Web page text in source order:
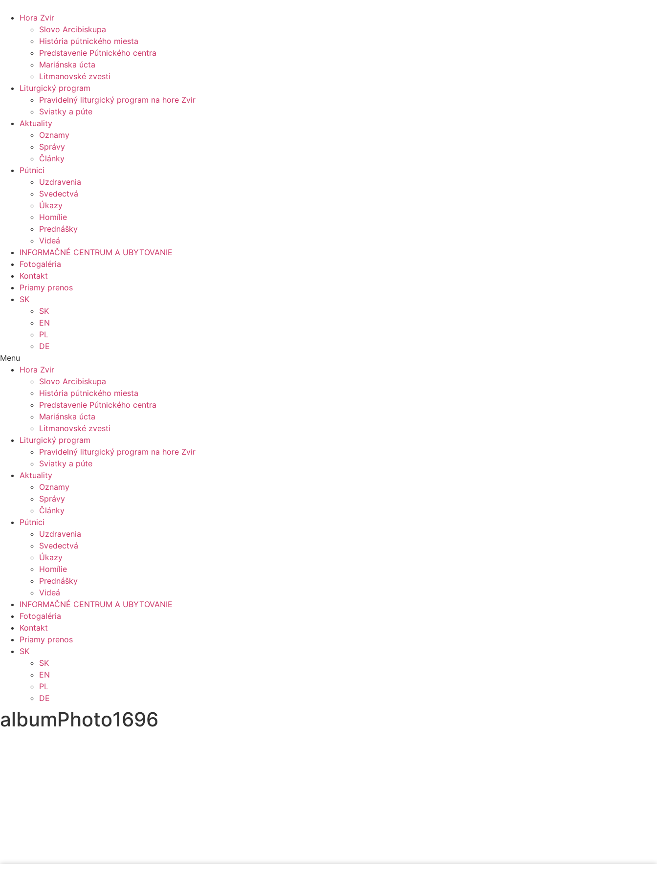
Hora Zvir
Slovo Arcibiskupa
História pútnického miesta
Predstavenie Pútnického centra
Mariánska úcta
Litmanovské zvesti
Liturgický program
Pravidelný liturgický program na hore Zvir
Sviatky a púte
Aktuality
Oznamy
Správy
Články
Pútnici
Uzdravenia
Svedectvá
Úkazy
Homílie
Prednášky
Videá
INFORMAČNÉ CENTRUM A UBYTOVANIE
Fotogaléria
Kontakt
Priamy prenos
SK
SK
EN
PL
DE
Menu
Hora Zvir
Slovo Arcibiskupa
História pútnického miesta
Predstavenie Pútnického centra
Mariánska úcta
Litmanovské zvesti
Liturgický program
Pravidelný liturgický program na hore Zvir
Sviatky a púte
Aktuality
Oznamy
Správy
Články
Pútnici
Uzdravenia
Svedectvá
Úkazy
Homílie
Prednášky
Videá
INFORMAČNÉ CENTRUM A UBYTOVANIE
Fotogaléria
Kontakt
Priamy prenos
SK
SK
EN
PL
DE
albumPhoto1696